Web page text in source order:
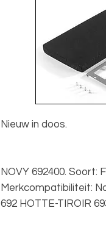
Nieuw in doos.
NOVY 692400. Soort:
Merkcompatibiliteit:
692 HOTTE-TIROIR